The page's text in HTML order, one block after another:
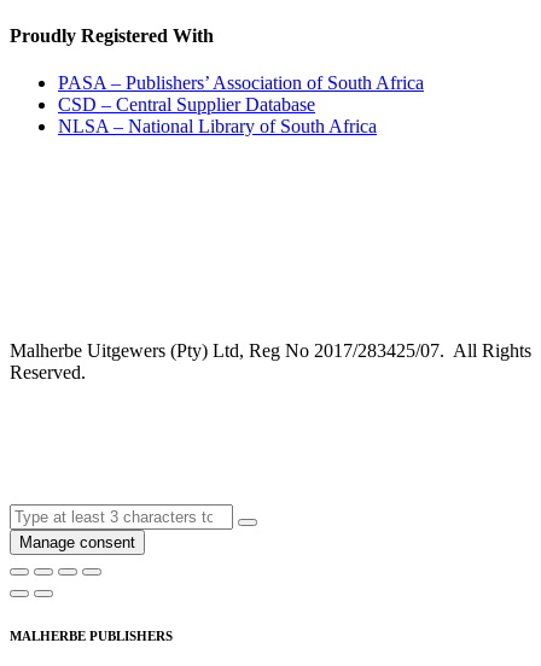
Proudly Registered With
PASA – Publishers’ Association of South Africa
CSD – Central Supplier Database
NLSA – National Library of South Africa
Malherbe Uitgewers (Pty) Ltd, Reg No 2017/283425/07. All Rights
Reserved.
Manage consent
MALHERBE PUBLISHERS